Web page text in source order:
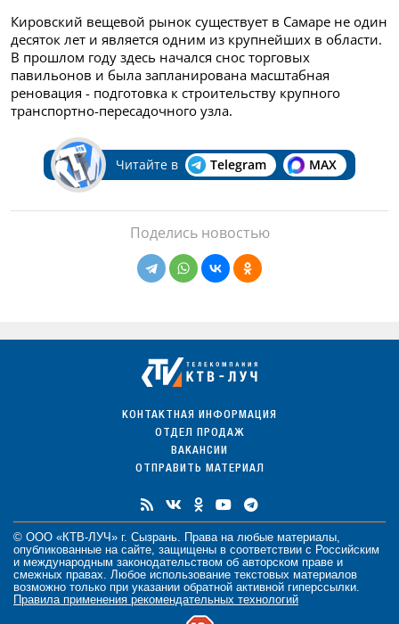
Кировский вещевой рынок существует в Самаре не один
десяток лет и является одним из крупнейших в области.
В прошлом году здесь начался снос торговых
павильонов и была запланирована масштабная
реновация - подготовка к строительству крупного
транспортно-пересадочного узла.
Читайте в Telegram MAX
Поделись новостью
КОНТАКТНАЯ ИНФОРМАЦИЯ
ОТДЕЛ ПРОДАЖ
ВАКАНСИИ
ОТПРАВИТЬ МАТЕРИАЛ
© ООО «КТВ-ЛУЧ» г. Сызрань. Права на любые материалы
опубликованные на сайте, защищены в соответствии с Российским
и международным законодательством об авторском праве и
смежных правах. Любое использование текстовых материалов
возможно только при указании обратной активной гиперссылки.
Правила применения рекомендательных технологий